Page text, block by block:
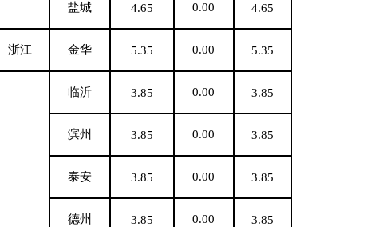
盐城 4.65 0.00 4.65
浙江 金华 5.35 0.00 5.35
临沂 3.85 0.00 3.85
滨州 3.85 0.00 3.85
泰安 3.85 0.00 3.85
德州 3.85 0.00 3.85